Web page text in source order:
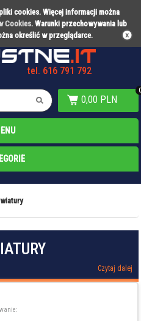
cookies. Więcej informacji można
Cookies. Warunki przechowywania lub
określić w przeglądarce.
Warty Poznań
tel. 616 791 792
0,00 PLN
0
Czytaj dalej